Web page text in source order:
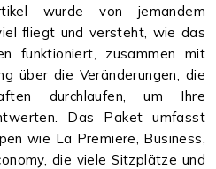
wurde von jemandem
fliegt und versteht, wie das
funktioniert, zusammen mit
über die Veränderungen, die
durchlaufen, um Ihre
Das Paket umfasst
wie La Premiere, Business,
die viele Sitzplätze und